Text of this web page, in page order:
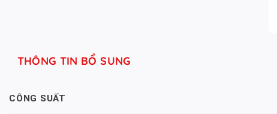
THÔNG TIN BỔ SUNG
CÔNG SUẤT